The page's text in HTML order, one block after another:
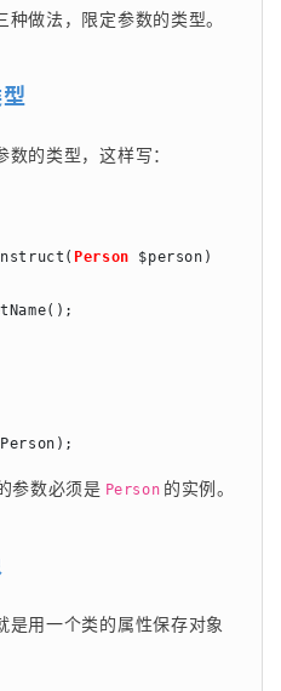
做法，限定参数的类型。
的类型，这样写：
Person
$person)
参数必须是 Person 的实例。
是用一个类的属性保存对象